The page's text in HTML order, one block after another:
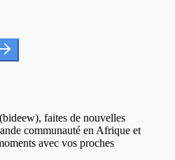
faites de nouvelles
communauté en Afrique et
avec vos proches